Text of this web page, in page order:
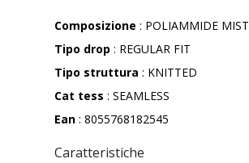
Composizione : POLIAMMIDE MIST
Tipo drop : REGULAR FIT
Tipo struttura : KNITTED
Cat tess : SEAMLESS
Ean : 8055768182545
Caratteristiche